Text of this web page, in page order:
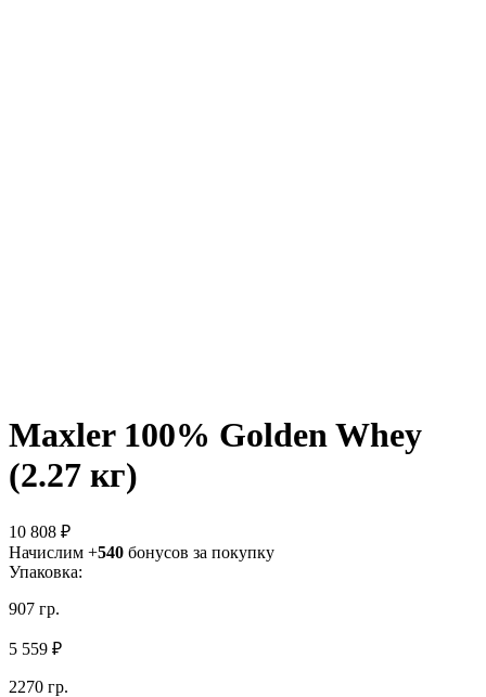
Maxler 100% Golden Whey
(2.27 кг)
10 808 ₽
Начислим +540 бонусов за покупку
Упаковка:
907 гр.
5 559 ₽
2270 гр.